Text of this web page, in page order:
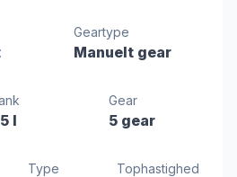
Geartype
Manuelt gear
l
Gear
5 gear
Type Tophastighed